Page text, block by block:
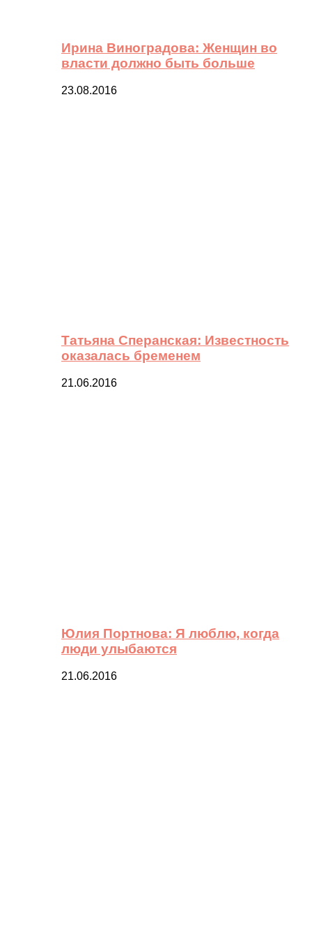
Ирина Виноградова: Женщин во
власти должно быть больше
23.08.2016
Татьяна Сперанская: Известность
оказалась бременем
21.06.2016
Юлия Портнова: Я люблю, когда
люди улыбаются
21.06.2016